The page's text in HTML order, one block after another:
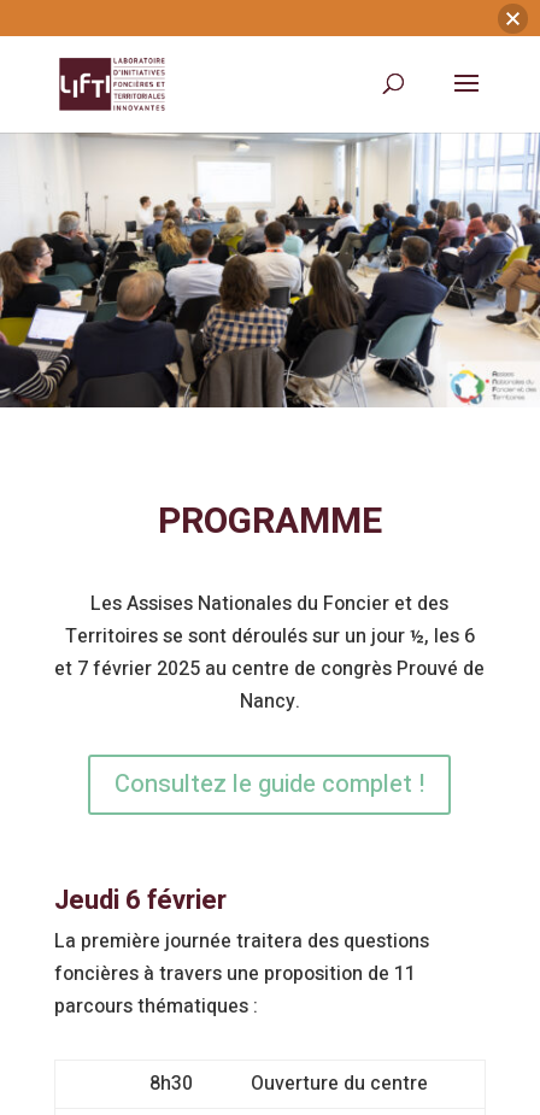
PROGRAMME
Les Assises Nationales du Foncier et des
Territoires se sont déroulés sur un jour ½, les 6
et 7 février 2025 au centre de congrès Prouvé de
Nancy.
Consultez le guide complet !
Jeudi 6 février
La première journée traitera des questions
foncières à travers une proposition de 11
parcours thématiques :
8h30 Ouverture du centre